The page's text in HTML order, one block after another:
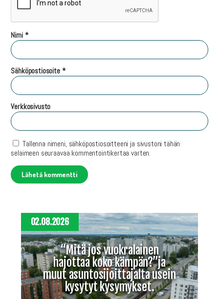
Nimi *
Sähköpostiosoite *
Verkkosivusto
Tallenna nimeni, sähköpostiosoitteeni ja sivustoni tähän
selaimeen seuraavaa kommentointikertaa varten.
“Mitä jos vuokralainen
hajottaa koko kämpän?”ja
muut asuntosijoittajalta usein
kysytyt kysymykset.
02.08.2026